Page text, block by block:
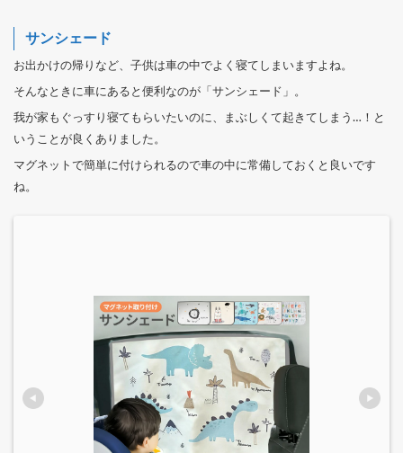
サンシェード
お出かけの帰りなど、子供は車の中でよく寝てしまいますよね。
そんなときに車にあると便利なのが「サンシェード」。
我が家もぐっすり寝てもらいたいのに、まぶしくて起きてしまう…！と
いうことが良くありました。
マグネットで簡単に付けられるので車の中に常備しておくと良いです
ね。